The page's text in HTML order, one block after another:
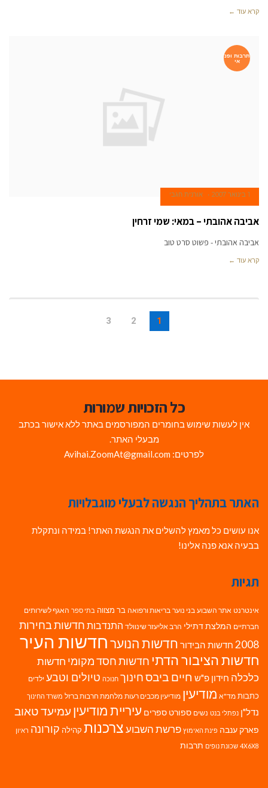
קרא עוד ←
תרבות ופנ
אי
1 בינואר 2007 אורנית חגבי
אביבה אהובתי – במאי: שמי זרחין
אביבה אהובתי - פשוט סרט טוב
קרא עוד ←
1
2
3
כל הזכויות שמורות
אין לעשות שימוש בחומרים המפורסמים באתר ללא אישור בכתב
מבעלי האתר.
לפרטים: Avihai.ZoomAt@gmail.com
האתר בתהליך הנגשה לבעלי מוגבלויות
אנו עושים כל מאמץ להשלים את הנגשת האתר! במידה ונתקלת
בבעיה אנא פנה אלינו!
תגיות
אינטרנט אתר השבוע בני נוער בריאות ורפואה בר מצווה בתי ספר האגף לשירותים
חברתיים המלצת דתילי הרב אליעזר שינוולד התנדבות חדשות בחירות
2008 חדשות הבידור חדשות הנוערחדשות העיר
חדשות הציבור הדתי חדשות חסד מקומי חדשות
כלכלה חידון פ"ש חיים ביבסחינוך חנוכה טיולים וטבע ילדים
כתבות מד"א מודיעין מודיעין מכבים רעות מלחמת חרבות ברזל משרד החינוך
נדל"ן נפתלי בנט נשים ספורט ספרים עיריית מודיעין עמיעד טאוב
פארק ענבה פינת האימוץ פרשת השבועצרכנות קהילה קורונה ראיון
4X6X8 שכונת נופים תרבות